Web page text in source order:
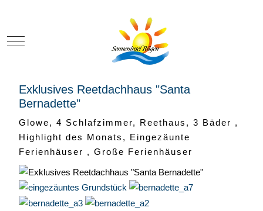
Mobile Menu Toggle
Exklusives Reetdachhaus "Santa
Bernadette"
Glowe, 4 Schlafzimmer, Reethaus, 3 Bäder ,
Highlight des Monats, Eingezäunte
Ferienhäuser , Große Ferienhäuser